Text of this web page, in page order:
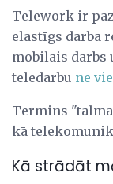
Telework ir
elastīgs darba
mobilais darbs
teledarbu ne
Termins
kā
Kā strādāt